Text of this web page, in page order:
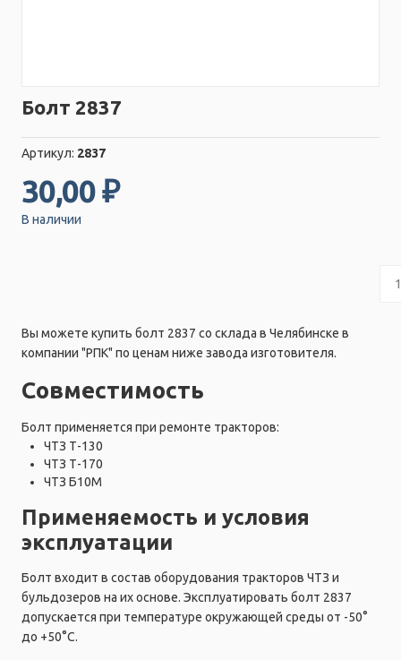
Болт 2837
Артикул: 2837
30,00 ₽
В наличии
Вы можете купить болт 2837 со склада в Челябинске в
компании "РПК" по ценам ниже завода изготовителя.
Совместимость
Болт применяется при ремонте тракторов:
ЧТЗ Т-130
ЧТЗ Т-170
ЧТЗ Б10М
Применяемость и условия
эксплуатации
Болт входит в состав оборудования тракторов ЧТЗ и
бульдозеров на их основе. Эксплуатировать болт 2837
допускается при температуре окружающей среды от -50°
до +50°C.